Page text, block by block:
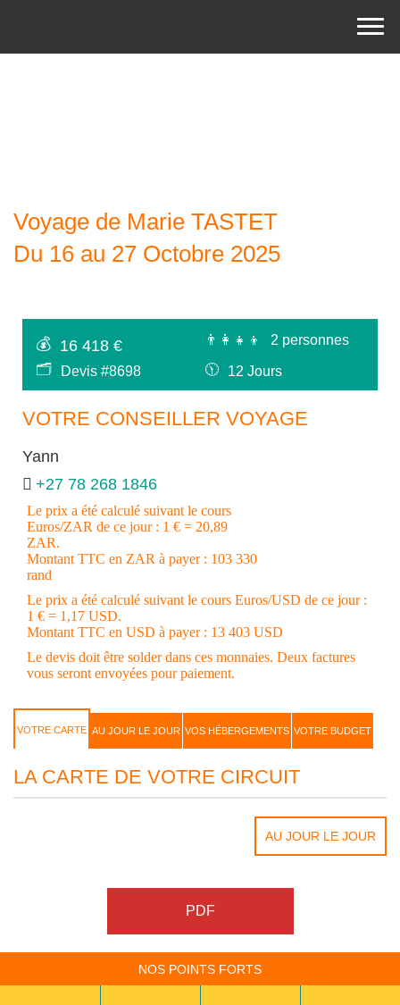
Voyage de Marie TASTET
Du 16 au 27 Octobre 2025
💰 16 418 € 👨‍👩‍👧‍👦
2 personnes
🗂
Devis #8698 🕦 12 Jours
VOTRE CONSEILLER VOYAGE
Yann
+27 78 268 1846
Le prix a été calculé suivant le cours
Euros/ZAR de ce jour : 1 € = 20,89
ZAR.
Montant TTC en ZAR à payer : 103 330
rand
Le prix a été calculé suivant le cours Euros/USD de ce jour :
1 € = 1,17 USD.
Montant TTC en USD à payer : 13 403 USD
Le devis doit être solder dans ces monnaies. Deux factures
vous seront envoyées pour paiement.
VOTRE CARTE AU JOUR LE JOUR VOS HÉBERGEMENTS VOTRE BUDGET
LA CARTE DE VOTRE CIRCUIT
AU JOUR LE JOUR
PDF
NOS POINTS FORTS